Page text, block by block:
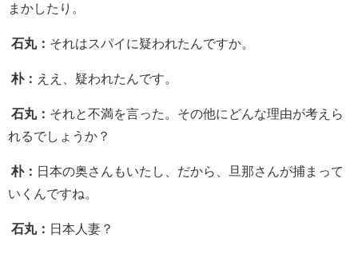
まかしたり。
石丸： それはスパイに疑われたんですか。
朴： ええ、疑われたんです。
石丸： それと不満を言った。その他にどんな理由が考えら
れるでしょうか？
朴： 日本の奥さんもいたし、だから、旦那さんが捕まって
いくんですね。
石丸： 日本人妻？